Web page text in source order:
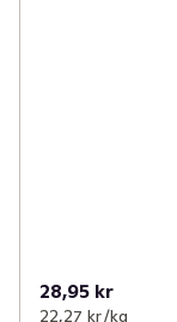
28,95 kr
22,27 kr /kg